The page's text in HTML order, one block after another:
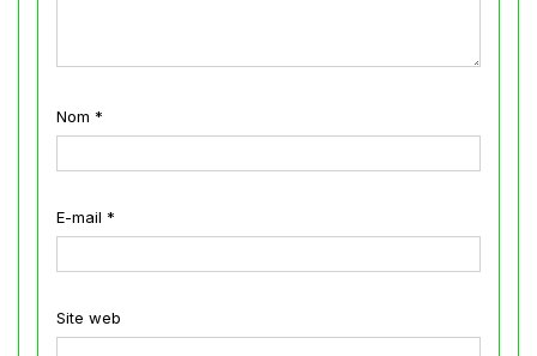
Nom *
E-mail *
Site web